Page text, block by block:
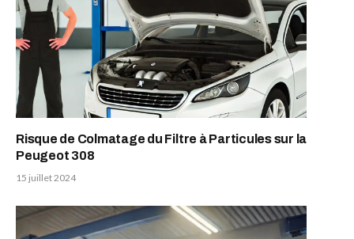
Risque de Colmatage du Filtre à Particules sur la
Peugeot 308
15 juillet 2024